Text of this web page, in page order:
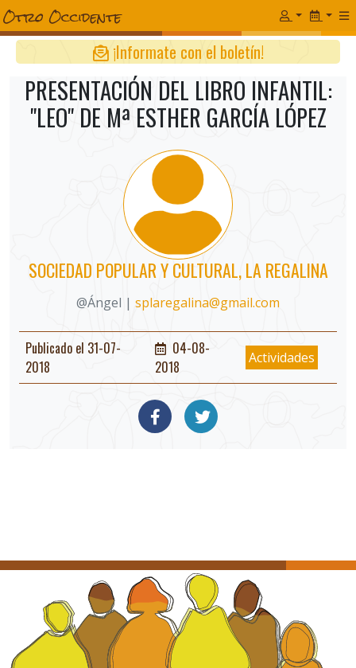
¡Informate con el boletín!
PRESENTACIÓN DEL LIBRO INFANTIL:
"LEO" DE Mª ESTHER GARCÍA LÓPEZ
SOCIEDAD POPULAR Y CULTURAL, LA REGALINA
@Ángel | splaregalina@gmail.com
Publicado el 31-07-
2018
04-08-
2018
Actividades